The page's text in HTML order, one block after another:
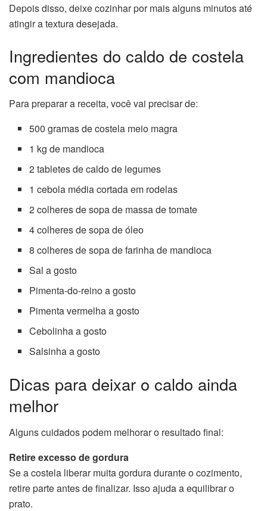
Depois disso, deixe cozinhar por mais alguns minutos até
atingir a textura desejada.
Ingredientes do caldo de costela
com mandioca
Para preparar a receita, você vai precisar de:
500 gramas de costela meio magra
1 kg de mandioca
2 tabletes de caldo de legumes
1 cebola média cortada em rodelas
2 colheres de sopa de massa de tomate
4 colheres de sopa de óleo
8 colheres de sopa de farinha de mandioca
Sal a gosto
Pimenta-do-reino a gosto
Pimenta vermelha a gosto
Cebolinha a gosto
Salsinha a gosto
Dicas para deixar o caldo ainda
melhor
Alguns cuidados podem melhorar o resultado final:
Retire excesso de gordura
Se a costela liberar muita gordura durante o cozimento,
retire parte antes de finalizar. Isso ajuda a equilibrar o
prato.